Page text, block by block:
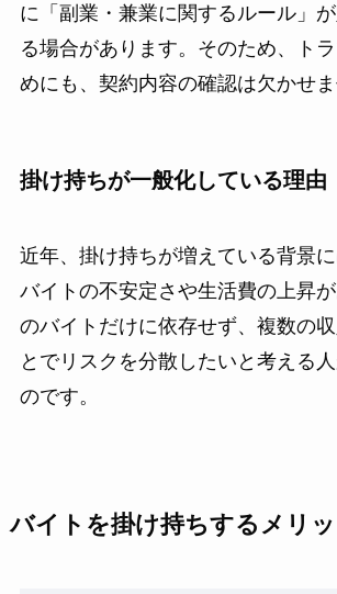
に「副業・兼業に関するルール」
る場合があります。そのため、ト
めにも、契約内容の確認は欠かせま
掛け持ちが一般化している理由
近年、掛け持ちが増えている背景
バイトの不安定さや生活費の上昇
のバイトだけに依存せず、複数の
とでリスクを分散したいと考える
のです。
バイトを掛け持ちするメリッ